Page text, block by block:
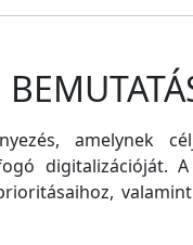
amelynek
digitalizációját.